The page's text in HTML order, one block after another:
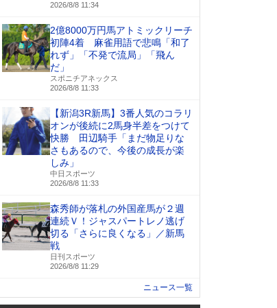
2026/8/8 11:34
2億8000万円馬アトミックリーチ
初陣4着 麻雀用語で悲鳴「和了
れず」「不発で流局」「飛ん
だ」
スポニチアネックス
2026/8/8 11:33
【新潟3R新馬】3番人気のコラリ
オンが後続に2馬身半差をつけて
快勝 田辺騎手「まだ物足りな
さもあるので、今後の成長が楽
しみ」
中日スポーツ
2026/8/8 11:33
森秀師が落札の外国産馬が２週
連続Ｖ！ジャスパートレノ逃げ
切る「さらに良くなる」／新馬
戦
日刊スポーツ
2026/8/8 11:29
ニュース一覧